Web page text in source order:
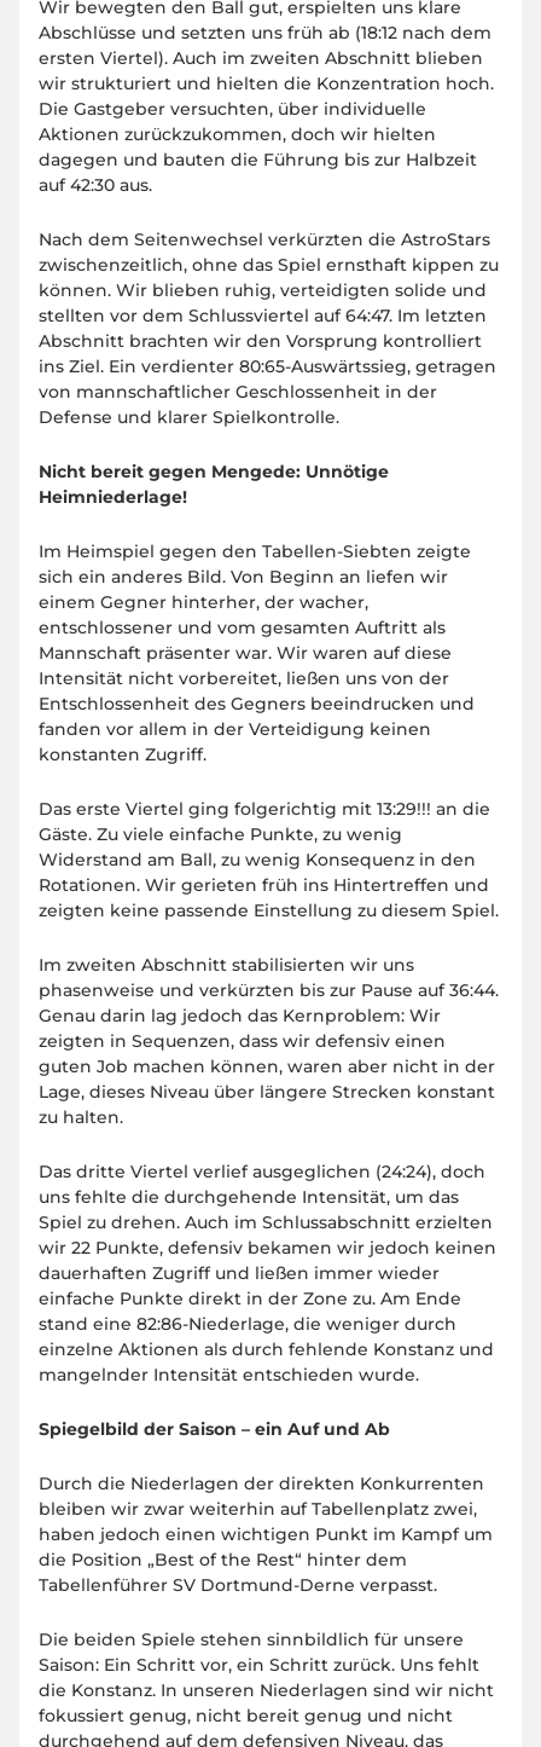
Wir bewegten den Ball gut, erspielten uns klare
Abschlüsse und setzten uns früh ab (18:12 nach dem
ersten Viertel). Auch im zweiten Abschnitt blieben
wir strukturiert und hielten die Konzentration hoch.
Die Gastgeber versuchten, über individuelle
Aktionen zurückzukommen, doch wir hielten
dagegen und bauten die Führung bis zur Halbzeit
auf 42:30 aus.
Nach dem Seitenwechsel verkürzten die AstroStars
zwischenzeitlich, ohne das Spiel ernsthaft kippen zu
können. Wir blieben ruhig, verteidigten solide und
stellten vor dem Schlussviertel auf 64:47. Im letzten
Abschnitt brachten wir den Vorsprung kontrolliert
ins Ziel. Ein verdienter 80:65-Auswärtssieg, getragen
von mannschaftlicher Geschlossenheit in der
Defense und klarer Spielkontrolle.
Nicht bereit gegen Mengede: Unnötige
Heimniederlage!
Im Heimspiel gegen den Tabellen-Siebten zeigte
sich ein anderes Bild. Von Beginn an liefen wir
einem Gegner hinterher, der wacher,
entschlossener und vom gesamten Auftritt als
Mannschaft präsenter war. Wir waren auf diese
Intensität nicht vorbereitet, ließen uns von der
Entschlossenheit des Gegners beeindrucken und
fanden vor allem in der Verteidigung keinen
konstanten Zugriff.
Das erste Viertel ging folgerichtig mit 13:29!!! an die
Gäste. Zu viele einfache Punkte, zu wenig
Widerstand am Ball, zu wenig Konsequenz in den
Rotationen. Wir gerieten früh ins Hintertreffen und
zeigten keine passende Einstellung zu diesem Spiel.
Im zweiten Abschnitt stabilisierten wir uns
phasenweise und verkürzten bis zur Pause auf 36:44.
Genau darin lag jedoch das Kernproblem: Wir
zeigten in Sequenzen, dass wir defensiv einen
guten Job machen können, waren aber nicht in der
Lage, dieses Niveau über längere Strecken konstant
zu halten.
Das dritte Viertel verlief ausgeglichen (24:24), doch
uns fehlte die durchgehende Intensität, um das
Spiel zu drehen. Auch im Schlussabschnitt erzielten
wir 22 Punkte, defensiv bekamen wir jedoch keinen
dauerhaften Zugriff und ließen immer wieder
einfache Punkte direkt in der Zone zu. Am Ende
stand eine 82:86-Niederlage, die weniger durch
einzelne Aktionen als durch fehlende Konstanz und
mangelnder Intensität entschieden wurde.
Spiegelbild der Saison – ein Auf und Ab
Durch die Niederlagen der direkten Konkurrenten
bleiben wir zwar weiterhin auf Tabellenplatz zwei,
haben jedoch einen wichtigen Punkt im Kampf um
die Position „Best of the Rest“ hinter dem
Tabellenführer SV Dortmund-Derne verpasst.
Die beiden Spiele stehen sinnbildlich für unsere
Saison: Ein Schritt vor, ein Schritt zurück. Uns fehlt
die Konstanz. In unseren Niederlagen sind wir nicht
fokussiert genug, nicht bereit genug und nicht
durchgehend auf dem defensiven Niveau, das